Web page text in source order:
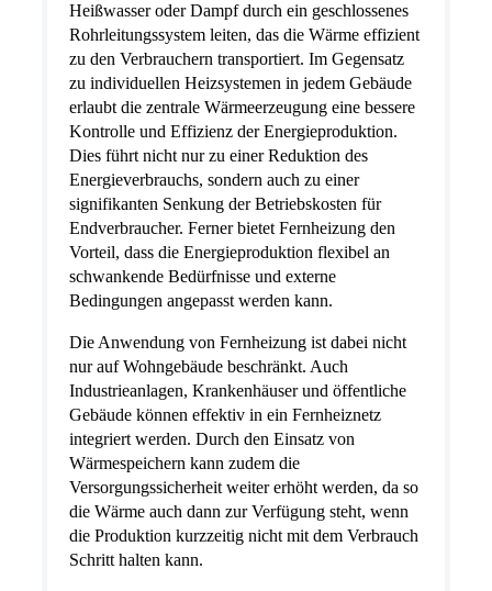
Heißwasser oder Dampf durch ein geschlossenes
Rohrleitungssystem leiten, das die Wärme effizient
zu den Verbrauchern transportiert. Im Gegensatz
zu individuellen Heizsystemen in jedem Gebäude
erlaubt die zentrale Wärmeerzeugung eine bessere
Kontrolle und Effizienz der Energieproduktion.
Dies führt nicht nur zu einer Reduktion des
Energieverbrauchs, sondern auch zu einer
signifikanten Senkung der Betriebskosten für
Endverbraucher. Ferner bietet Fernheizung den
Vorteil, dass die Energieproduktion flexibel an
schwankende Bedürfnisse und externe
Bedingungen angepasst werden kann.
Die Anwendung von Fernheizung ist dabei nicht
nur auf Wohngebäude beschränkt. Auch
Industrieanlagen, Krankenhäuser und öffentliche
Gebäude können effektiv in ein Fernheiznetz
integriert werden. Durch den Einsatz von
Wärmespeichern kann zudem die
Versorgungssicherheit weiter erhöht werden, da so
die Wärme auch dann zur Verfügung steht, wenn
die Produktion kurzzeitig nicht mit dem Verbrauch
Schritt halten kann.